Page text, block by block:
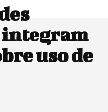
uso de